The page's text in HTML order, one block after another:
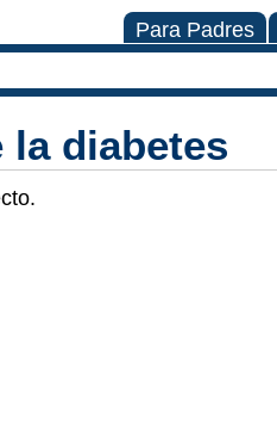
Para Padres
diabetes